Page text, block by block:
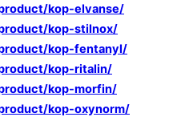
kop-elvanse/
kop-stilnox/
kop-fentanyl/
kop-ritalin/
kop-morfin/
kop-oxynorm/